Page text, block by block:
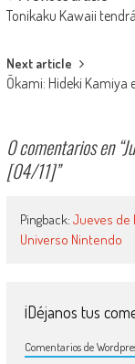
Tonikaku Kawaii
Next article
Ōkami: Hideki Kamiya
0 comentarios en “
[04/11]”
Pingback: Jueves de
Universo Nintendo
¡Déjanos tus
Comentarios de